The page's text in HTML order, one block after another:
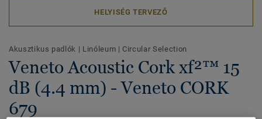
HELYISÉG TERVEZŐ
Akusztikus padlók | Linóleum | Circular Selection
Veneto Acoustic Cork xf²™ 15
dB (4.4 mm) - Veneto CORK
679